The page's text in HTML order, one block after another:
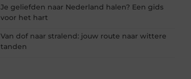
Je geliefden naar Nederland halen? Een gids
voor het hart
Van dof naar stralend: jouw route naar wittere
tanden